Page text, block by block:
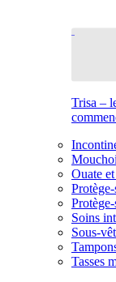
Trisa –
Ouate
Soins
Sous-
Tasses